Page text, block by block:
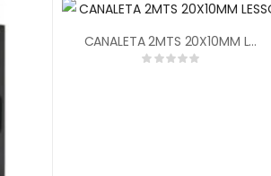
CANALETA 2MTS 20X10MM LESSO